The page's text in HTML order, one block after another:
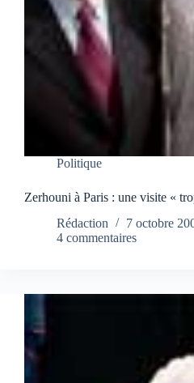
Politique
Zerhouni à Paris : une visite «
Rédaction
7 octobre
4 commentaires